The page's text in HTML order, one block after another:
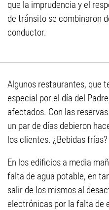
que la imprudencia y el
de tránsito se combinaron
conductor.
Algunos restaurantes, que
especial por el día del
afectados. Con las
un par de días debieron
los clientes. ¿Bebidas
En los edificios a media
falta de agua potable, en
salir de los mismos al
electrónicas por la falta de